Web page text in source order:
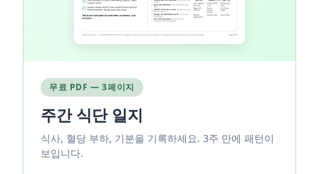
무료 PDF — 3페이지
주간 식단 일지
식사, 혈당 부하, 기분을 기록하세요. 3주 만에 패턴이
보입니다.